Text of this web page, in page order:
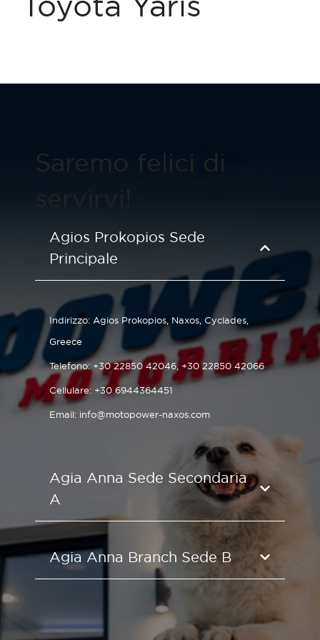
Saremo felici di
servirvi!
Agios Prokopios Sede
Principale
Indirizzo: Agios Prokopios, Naxos, Cyclades,
Greece
Telefono: +30 22850 42046, +30 22850 42066
Cellulare: +30 6944364451
Email: info@motopower-naxos.com
Agia Anna Sede Secondaria
A
Agia Anna Branch Sede B